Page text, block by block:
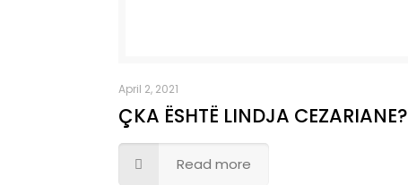
April 2, 2021
ÇKA ËSHTË LINDJA CEZARIANE?
Read more